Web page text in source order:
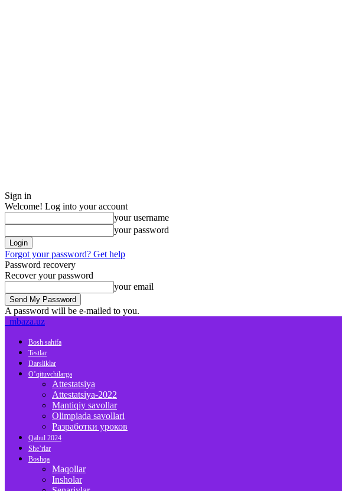
Sign in
Welcome! Log into your account
your username
your password
Forgot your password? Get help
Password recovery
Recover your password
your email
A password will be e-mailed to you.
mbaza.uz
Bosh sahifa
Testlar
Darsliklar
O’qituvchilarga
Attestatsiya
Attestatsiya-2022
Mantiqiy savollar
Olimpiada savollari
Разработки уроков
Qabul 2024
She’rlar
Boshqa
Maqollar
Insholar